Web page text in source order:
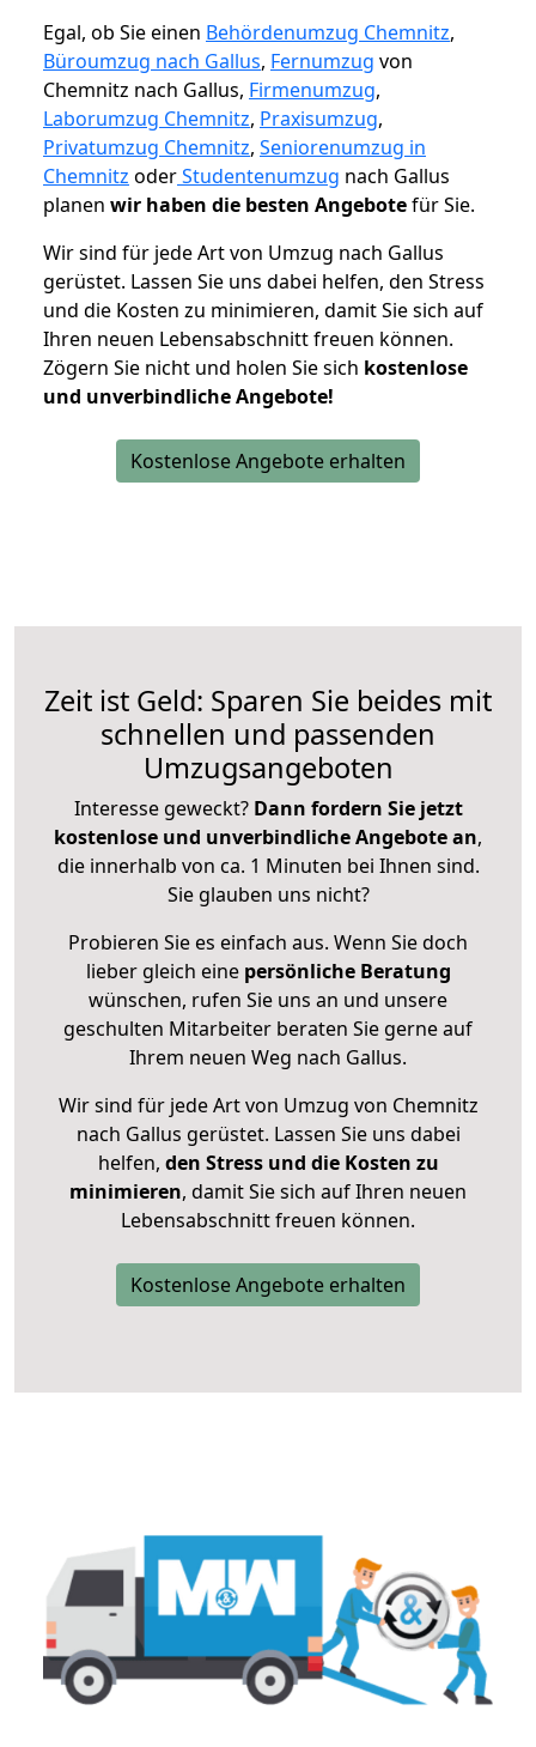
Egal, ob Sie einen Behördenumzug Chemnitz,
Büroumzug nach Gallus, Fernumzug von
Chemnitz nach Gallus, Firmenumzug,
Laborumzug Chemnitz, Praxisumzug,
Privatumzug Chemnitz, Seniorenumzug in
Chemnitz oderStudentenumzug nach Gallus
planen wir haben die besten Angebotefür Sie.
Wir sind für jede Art von Umzug nach Gallus
gerüstet. Lassen Sie uns dabei helfen, den Stress
und die Kosten zu minimieren, damit Sie sich auf
Ihren neuen Lebensabschnitt freuen können.
Zögern Sie nicht und holen Sie sich kostenlose
und unverbindliche Angebote!
Kostenlose Angebote erhalten
Zeit ist Geld: Sparen Sie beides mit
schnellen und passenden
Umzugsangeboten
Interesse geweckt? Dann fordern Sie jetzt
kostenlose und unverbindliche Angebote an,
die innerhalb von ca. 1 Minuten bei Ihnen sind.
Sie glauben uns nicht?
Probieren Sie es einfach aus. Wenn Sie doch
lieber gleich eine persönliche Beratung
wünschen, rufen Sie uns an und unsere
geschulten Mitarbeiter beraten Sie gerne auf
Ihrem neuen Weg nach Gallus.
Wir sind für jede Art von Umzug von Chemnitz
nach Gallus gerüstet. Lassen Sie uns dabei
helfen, den Stress und die Kosten zu
minimieren, damit Sie sich auf Ihren neuen
Lebensabschnitt freuen können.
Kostenlose Angebote erhalten